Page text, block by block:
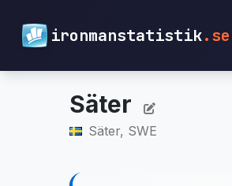
ironmanstatistik.se
Säter
Säter, SWE